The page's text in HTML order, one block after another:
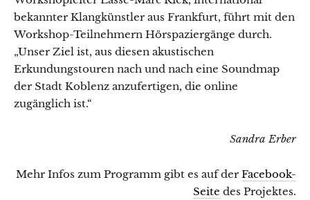
bekannter Klangkünstler aus Frankfurt, führt mit den
Workshop-Teilnehmern Hörspaziergänge durch.
„Unser Ziel ist, aus diesen akustischen
Erkundungstouren nach und nach eine Soundmap
der Stadt Koblenz anzufertigen, die online
zugänglich ist.“
Sandra Erber
Mehr Infos zum Programm gibt es auf der Facebook-
Seite des Projektes.